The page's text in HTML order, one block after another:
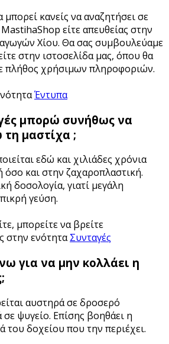
κανείς να αναζητήσει σε
είτε απευθείας στην
Χίου. Θα σας συμβουλεύαμε
στην ιστοσελίδα μας, όπου θα
πλήθος χρήσιμων πληροφοριών.
Έντυπα
μπορώ συνήθως να
μαστίχα ;
εδώ και χιλιάδες χρόνια
όσο και στην ζαχαροπλαστική.
δοσολογία, γιατί μεγάλη
γεύση.
μπορείτε να βρείτε
στην ενότηταΣυνταγές
για να μην κολλάει η
αυστηρά σε δροσερό
σε ψυγείο. Επίσης βοηθάει η
του δοχείου που την περιέχει.